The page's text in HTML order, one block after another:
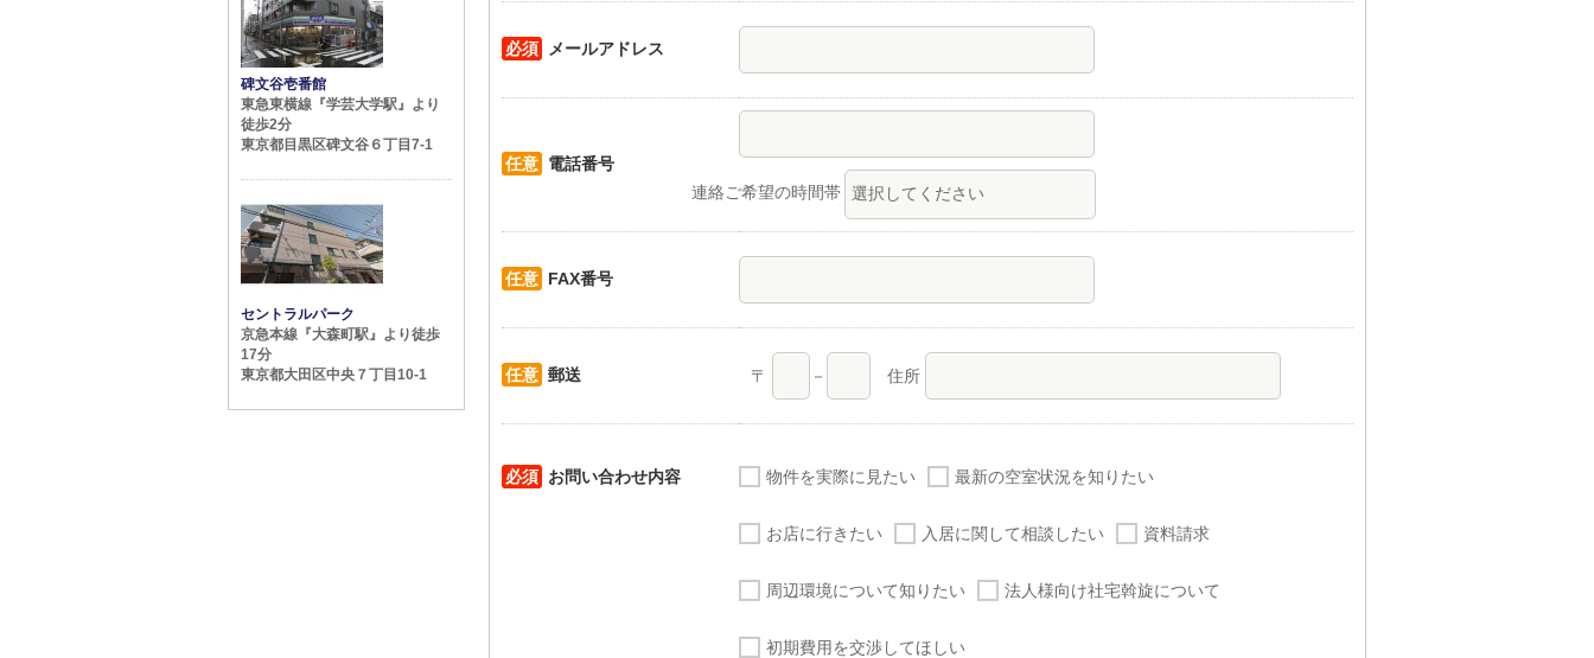
必須 メールアドレス
任意 電話番号
連絡ご希望の時間帯
任意 FAX番号
任意 郵送 〒 － 住所
必須 お問い合わせ内容 物件を実際に見たい 最新の空室状況を知りたい
お店に行きたい 入居に関して相談したい 資料請求
周辺環境について知りたい 法人様向け社宅斡旋について
初期費用を交渉してほしい
碑文谷壱番館
東急東横線『学芸大学駅』より
徒歩2分
東京都目黒区碑文谷６丁目7-1
セントラルパーク
京急本線『大森町駅』より徒歩
17分
東京都大田区中央７丁目10-1